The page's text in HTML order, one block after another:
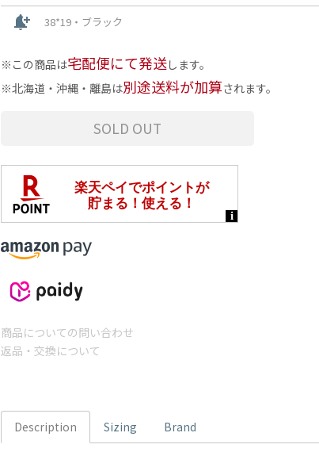
notification_add 38*19・ブラック
この商品は宅配便にて発送します。
北海道・沖縄・離島は別途送料が加算されます。
SOLD OUT
商品についての問い合わせ
返品・交換について
Description Sizing Brand